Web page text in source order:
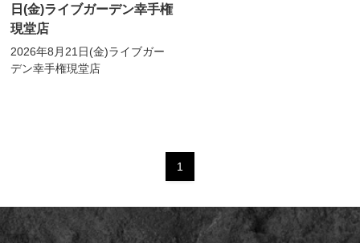
日(金)ライブガーデン幸手権
現堂店
2026年8月21日(金)ライブガー
デン幸手権現堂店
1